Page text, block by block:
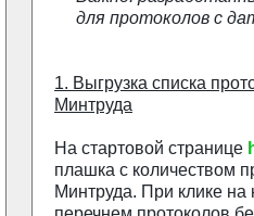
для протоколов с
1. Выгрузка списка
Минтруда
На стартовой странице
плашка с количеством
Минтруда. При клике на